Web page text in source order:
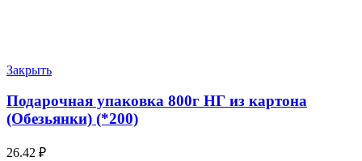
Закрыть
Подарочная упаковка 800г НГ из картона
(Обезьянки) (*200)
26.42 ₽